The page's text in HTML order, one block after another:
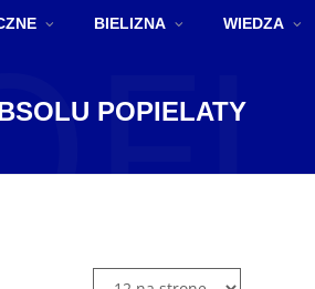
BIELIZNA WIEDZA
POPIELATY